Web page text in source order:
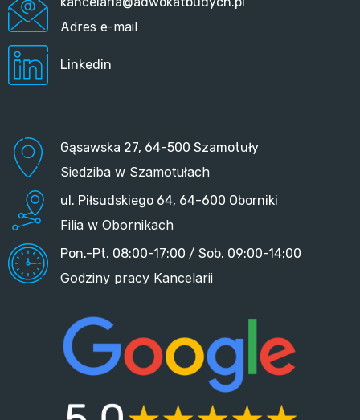
Adres e-mail
Linkedin
Gąsawska 27, 64-500 Szamotuły
Siedziba w Szamotułach
ul. Piłsudskiego 64, 64-600 Oborniki
Filia w Obornikach
Pon.-Pt. 08:00-17:00 / Sob. 09:00-14:00
Godziny pracy Kancelarii